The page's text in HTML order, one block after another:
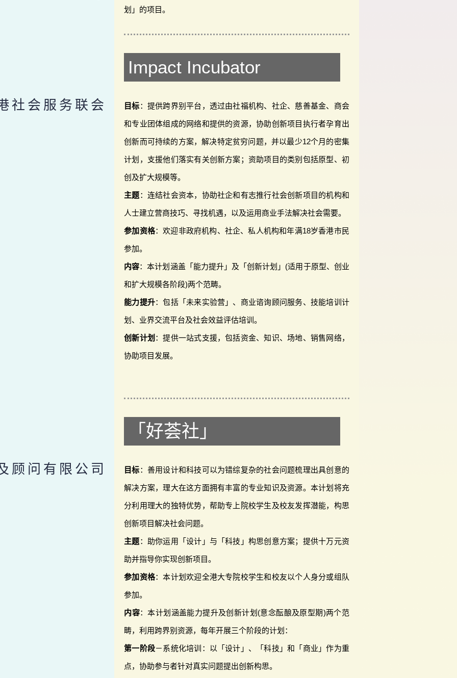
划」的项目。
Impact Incubator
社会服务联会 目标：提供跨界别平台，透过由社福机构、社企、慈善基金、商会
和专业团体组成的网络和提供的资源，协助创新项目执行者孕育出
创新而可持续的方案，解决特定贫穷问题，并以最少12个月的密集
计划，支援他们落实有关创新方案；资助项目的类别包括原型、初
创及扩大规模等。
主题：连结社会资本，协助社企和有志推行社会创新项目的机构和
人士建立营商技巧、寻找机遇，以及运用商业手法解决社会需要。
参加资格：欢迎非政府机构、社企、私人机构和年满18岁香港市民
参加。
内容：本计划涵盖「能力提升」及「创新计划」(适用于原型、创业
和扩大规模各阶段)两个范畴。
能力提升：包括「未来实验营」、商业谘询顾问服务、技能培训计
划、业界交流平台及社会效益评估培训。
创新计划 ：提供一站式支援，包括资金、知识、场地、销售网络，
协助项目发展。
「好荟社」
顾问有限公司 目标：善用设计和科技可以为错综复杂的社会问题梳理出具创意的
解决方案，理大在这方面拥有丰富的专业知识及资源。本计划将充
分利用理大的独特优势，帮助专上院校学生及校友发挥潜能，构思
创新项目解决社会问题。
主题：助你运用「设计」与「科技」构思创意方案；提供十万元资
助并指导你实现创新项目。
参加资格：本计划欢迎全港大专院校学生和校友以个人身分或组队
参加。
内容：本计划涵盖能力提升及创新计划(意念酝酿及原型期)两个范
畴，利用跨界别资源，每年开展三个阶段的计划：
第一阶段－系统化培训：以「设计」、「科技」和「商业」作为重
点，协助参与者针对真实问题提出创新构思。